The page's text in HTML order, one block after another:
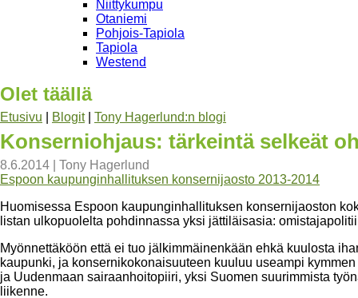
Niittykumpu
Otaniemi
Pohjois-Tapiola
Tapiola
Westend
Olet täällä
Etusivu Blogit| Tony Hagerlund:n blogi
Konserniohjaus: tärkeintä selkeät
8.6.2014
Tony Hagerlund
Espoon kaupunginhallituksen konsernijaosto 2013-2014
Huomisessa Espoon kaupunginhallituksen konsernijaoston
listan ulkopuolelta pohdinnassa yksi jättiläisasia:
Myönnettäköön että ei tuo jälkimmäinenkään ehkä kuulosta
kaupunki, ja konsernikokonaisuuteen kuuluu useampi
ja Uudenmaan sairaanhoitopiiri, yksi Suomen suurimmista
liikenne.